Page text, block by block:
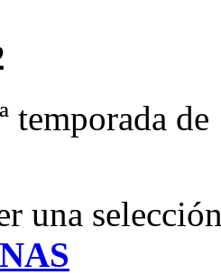
temporada
una